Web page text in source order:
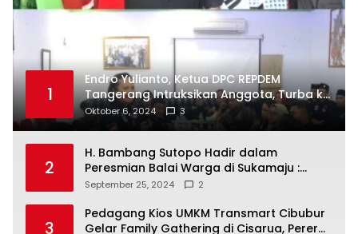
1
Endro Yulianto, Ketua DPC REPDEM
Tangerang Intruksikan Anggota, Turba ke
Masyarakat Dan Jalani Apa Yang di
Putuskan RAKERCABSUS
Oktober 6, 2024 3
2
H. Bambang Sutopo Hadir dalam
Peresmian Balai Warga di Sukamaju :
Wadah Baru untuk Kolaborasi dan
September 25, 2024 2
3
Pedagang Kios UMKM Transmart Cibubur
Gelar Family Gathering di Cisarua, Pererat